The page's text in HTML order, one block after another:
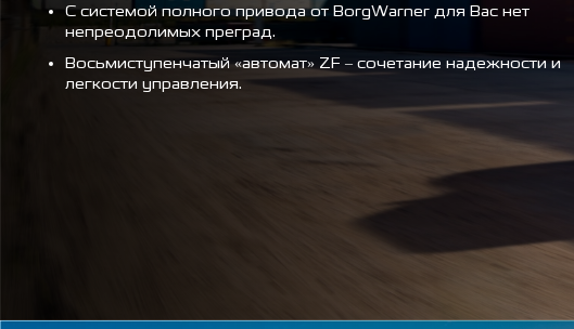
С системой полного привода от BorgWarner для Вас нет
непреодолимых преград.
Восьмиступенчатый «автомат» ZF – сочетание надежности и
легкости управления.